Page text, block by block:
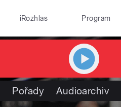
iRozhlas Program
Pořady Audioarchiv